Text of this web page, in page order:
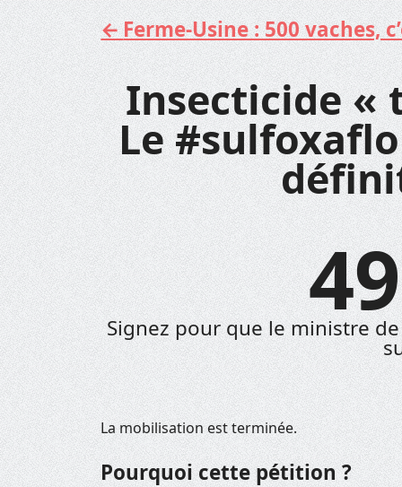
Aller
au
contenu
Ferme-Usine : 500 vaches,
Insecticide «
Le
Signez pour que le ministre
La mobilisation est terminée.
Pourquoi cette pétition ?